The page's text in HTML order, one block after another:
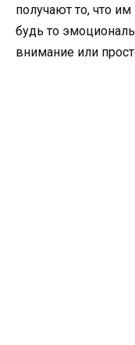
получают то, что
будь то
внимание или